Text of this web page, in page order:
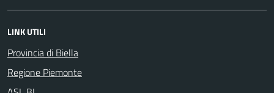
LINK UTILI
Provincia di Biella
Regione Piemonte